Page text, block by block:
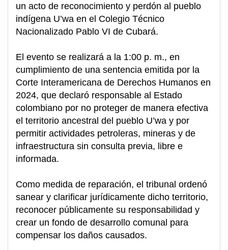
un acto de reconocimiento y perdón al pueblo
indígena U’wa en el Colegio Técnico
Nacionalizado Pablo VI de Cubará.
El evento se realizará a la 1:00 p. m., en
cumplimiento de una sentencia emitida por la
Corte Interamericana de Derechos Humanos en
2024, que declaró responsable al Estado
colombiano por no proteger de manera efectiva
el territorio ancestral del pueblo U’wa y por
permitir actividades petroleras, mineras y de
infraestructura sin consulta previa, libre e
informada.
Como medida de reparación, el tribunal ordenó
sanear y clarificar jurídicamente dicho territorio,
reconocer públicamente su responsabilidad y
crear un fondo de desarrollo comunal para
compensar los daños causados.